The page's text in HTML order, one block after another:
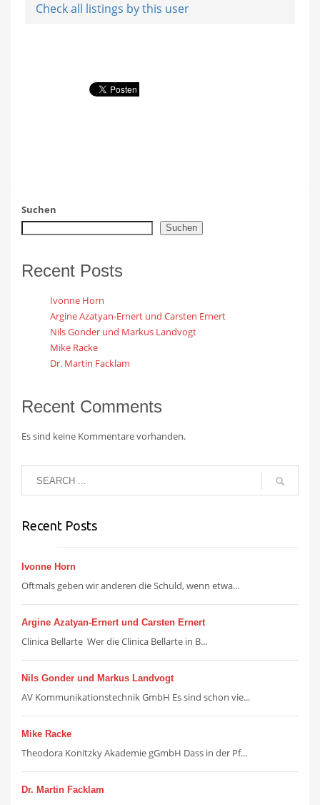
Check all listings by this user
Suchen
Suchen
Recent Posts
Ivonne Horn
Argine Azatyan-Ernert und Carsten Ernert
Nils Gonder und Markus Landvogt
Mike Racke
Dr. Martin Facklam
Recent Comments
Es sind keine Kommentare vorhanden.
Recent Posts
Ivonne Horn
Oftmals geben wir anderen die Schuld, wenn etwa...
Argine Azatyan-Ernert und Carsten Ernert
Clinica Bellarte Wer die Clinica Bellarte in B...
Nils Gonder und Markus Landvogt
AV Kommunikationstechnik GmbH Es sind schon vie...
Mike Racke
Theodora Konitzky Akademie gGmbH Dass in der Pf...
Dr. Martin Facklam